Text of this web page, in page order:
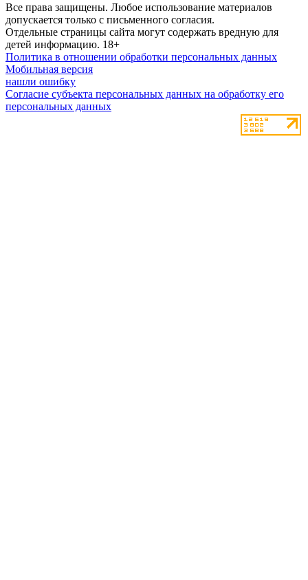
Все права защищены. Любое использование материалов
допускается только с письменного согласия.
Отдельные страницы сайта могут содержать вредную для
детей информацию. 18+
Политика в отношении обработки персональных данных
Мобильная версия
нашли ошибку
Согласие субъекта персональных данных на обработку его
персональных данных